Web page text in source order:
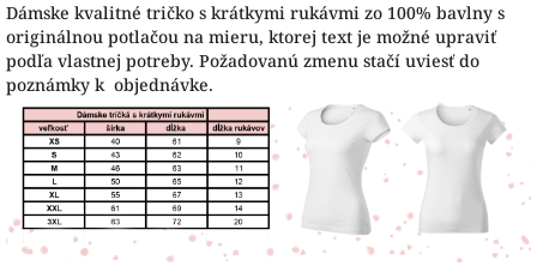
Dámske kvalitné tričko s krátkymi rukávmi zo 100% bavlny s
originálnou potlačou na mieru, ktorej text je možné upraviť
podľa vlastnej potreby. Požadovanú zmenu stačí uviesť do
poznámky k objednávke.